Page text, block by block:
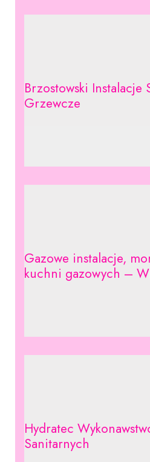
Brzostowski Instalacje
Grzewcze
Gazowe instalacje,
kuchni gazowych –
Hydratec
Sanitarnych